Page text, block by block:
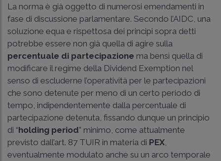
La norma è già oggetto di numerosi emendamenti in
fase di discussione parlamentare. Secondo l’AIDC, una
soluzione equa e rispettosa dei principi sopra detti
potrebbe essere non già quella di agire sulla
percentuale di partecipazione ma bensì quella di
modificare il regime della Dividend Exemption nel
senso di escluderne l’operatività per le partecipazioni
che sono detenute per meno di un certo periodo di
tempo, indipendentemente dalla percentuale di
partecipazione detenuta, fissando dunque un principio
di “holding period” minimo, come attualmente
previsto dall’art. 87 TUIR in materia di PEX
eventualmente modulato anche su un arco temporale